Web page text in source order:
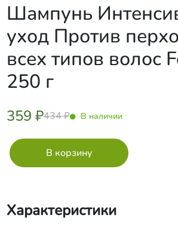
Шампунь
уход Против
всех типов волос
250 г
359 ₽434 ₽ В наличии
Характеристики